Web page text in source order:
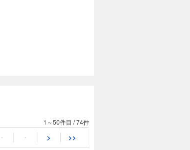
1～50件目 /74件
・ ・ > >>